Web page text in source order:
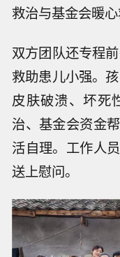
救治与基金会暖心
双方团队还专程
救助患儿小强。
皮肤破溃、坏死
治、基金会资金
活自理。工作人
送上慰问。